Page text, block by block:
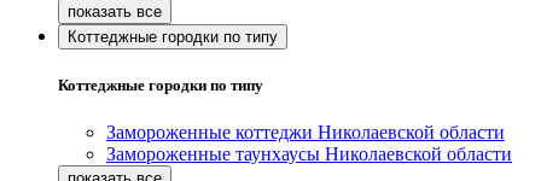
Коттеджные городки по типу
Коттеджные городки по типу
Замороженные коттеджи Николаевской области
Замороженные таунхаусы Николаевской области